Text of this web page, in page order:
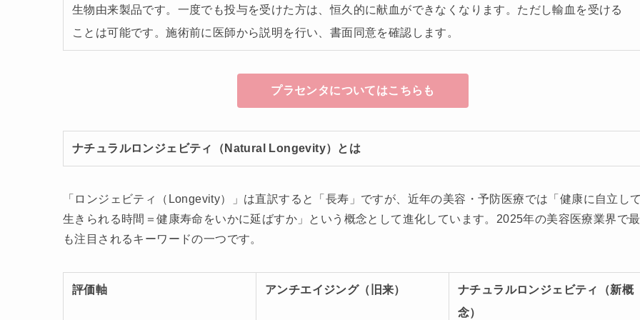
生物由来製品です。一度でも投与を受けた方は、恒久的に献血ができなくなります。ただし輸血を受ける
ことは可能です。施術前に医師から説明を行い、書面同意を確認します。
プラセンタについてはこちらも
ナチュラルロンジェビティ（Natural Longevity）とは
「ロンジェビティ（Longevity）」は直訳すると「長寿」ですが、近年の美容・予防医療では「健康に自立し
生きられる時間＝健康寿命をいかに延ばすか」という概念として進化しています。2025年の美容医療業界で最
も注目されるキーワードの一つです。
評価軸 アンチエイジング（旧来）
ナチュラルロンジェビティ（新概
念）